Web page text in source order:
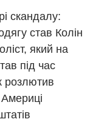
скандалу:
став Колін
який на
під час
розлютив